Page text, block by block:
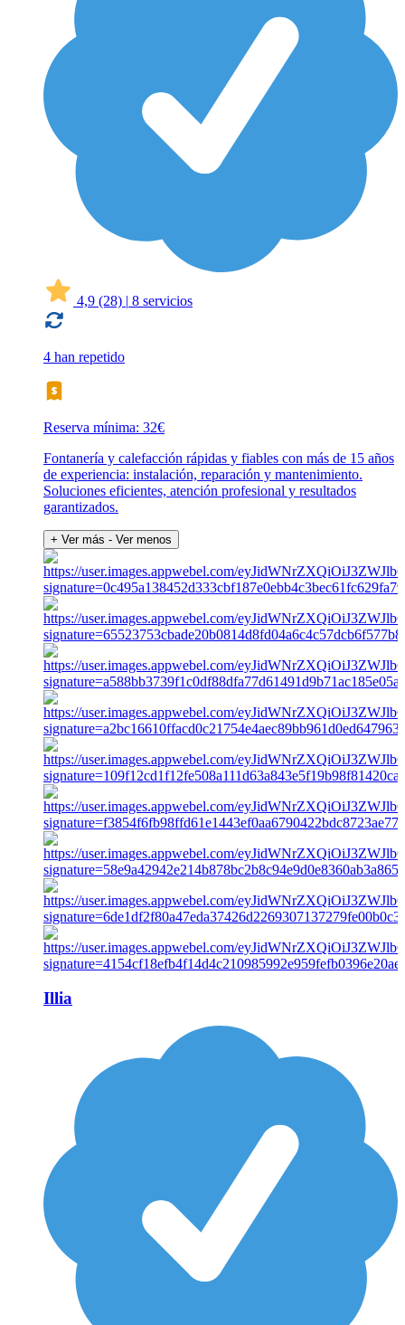
4,9 (28) | 8 servicios
4 han repetido
Reserva mínima: 32€
Fontanería y calefacción rápidas y fiables con más de 15 años
de experiencia: instalación, reparación y mantenimiento.
Soluciones eficientes, atención profesional y resultados
garantizados.
+ Ver más - Ver menos
Illia